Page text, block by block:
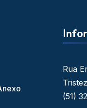
Rua
(51)